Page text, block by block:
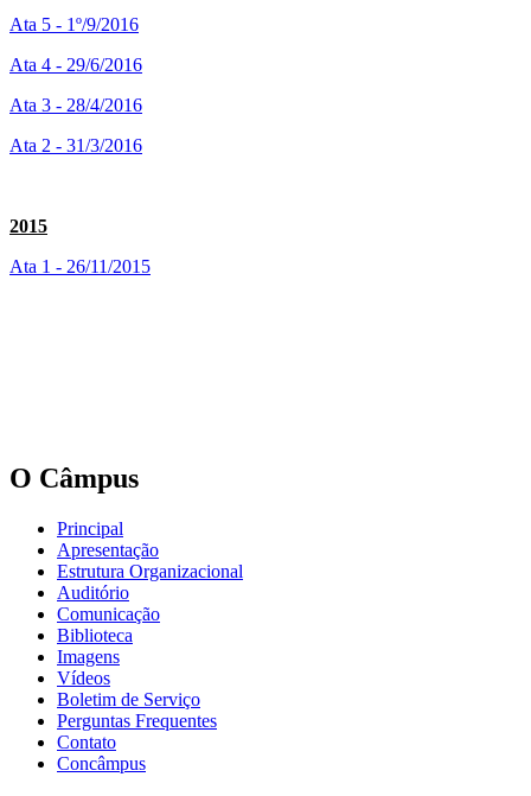
Ata 5 - 1º/9/2016
Ata 4 - 29/6/2016
Ata 3 - 28/4/2016
Ata 2 - 31/3/2016
2015
Ata 1 - 26/11/2015
O Câmpus
Principal
Apresentação
Estrutura Organizacional
Auditório
Comunicação
Biblioteca
Imagens
Vídeos
Boletim de Serviço
Perguntas Frequentes
Contato
Concâmpus